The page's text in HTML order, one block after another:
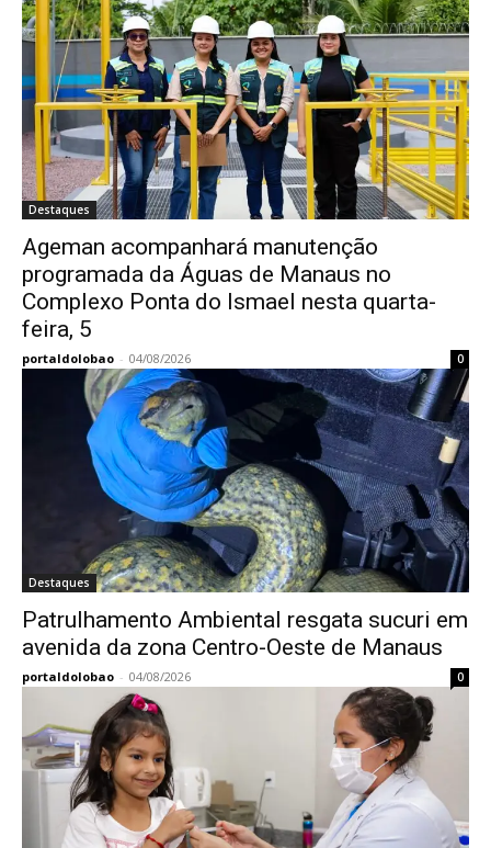
Destaques
Ageman acompanhará manutenção
programada da Águas de Manaus no
Complexo Ponta do Ismael nesta quarta-
feira, 5
portaldolobao - 04/08/2026 0
Destaques
Patrulhamento Ambiental resgata sucuri em
avenida da zona Centro-Oeste de Manaus
portaldolobao - 04/08/2026 0